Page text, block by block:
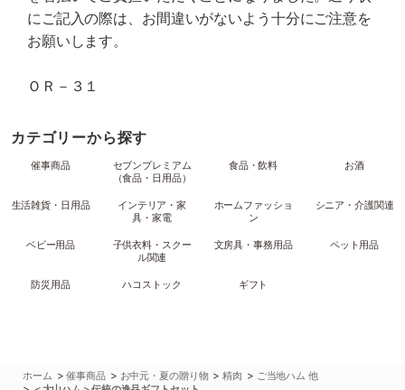
にご記入の際は、お間違いがないよう十分にご注意を
お願いします。
ＯＲ－３１
カテゴリーから探す
催事商品
セブンプレミアム
（食品・日用品）
食品・飲料 お酒
生活雑貨・日用品
インテリア・家
具・家電
ホームファッショ
ン
シニア・介護関連
ベビー用品
子供衣料・スクー
ル関連
文房具・事務用品 ペット用品
防災用品 ハコストック ギフト
ホーム >催事商品 > お中元・夏の贈り物 >精肉 > ご当地ハム 他